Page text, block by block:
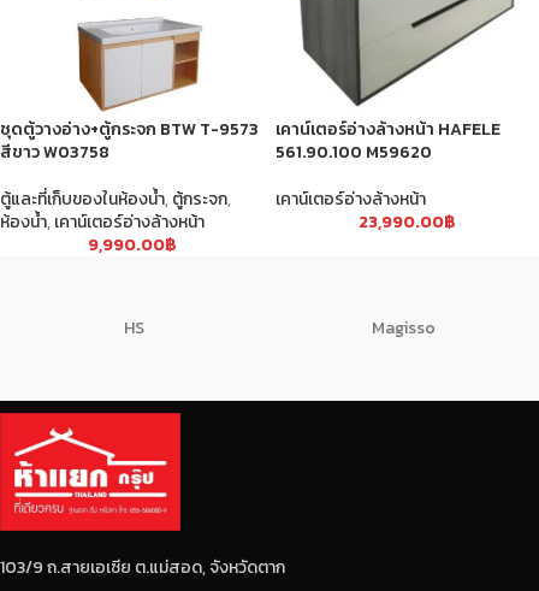
ชุดตู้วางอ่าง+ตู้กระจก BTW T-9573
สีขาว W03758
ตู้และที่เก็บของในห้องน้ำ,ตู้กระจก,
ห้องน้ำ,เคาน์เตอร์อ่างล้างหน้า
9,990.00฿
เคาน์เตอร์อ่างล้างหน้า HAFELE
561.90.100 M59620
เคาน์เตอร์อ่างล้างหน้า
23,990.00฿
HS Magisso
103/9 ถ.สายเอเซีย ต.แม่สอด, จังหวัดตาก